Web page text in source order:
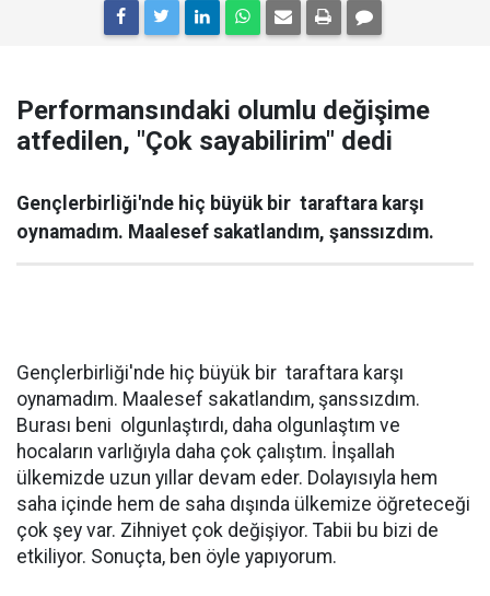
Performansındaki olumlu değişime
atfedilen, "Çok sayabilirim" dedi
Gençlerbirliği'nde hiç büyük bir taraftara karşı
oynamadım. Maalesef sakatlandım, şanssızdım.
Gençlerbirliği'nde hiç büyük bir taraftara karşı
oynamadım. Maalesef sakatlandım, şanssızdım.
Burası beni olgunlaştırdı, daha olgunlaştım ve
hocaların varlığıyla daha çok çalıştım. İnşallah
ülkemizde uzun yıllar devam eder. Dolayısıyla hem
saha içinde hem de saha dışında ülkemize öğreteceği
çok şey var. Zihniyet çok değişiyor. Tabii bu bizi de
etkiliyor. Sonuçta, ben öyle yapıyorum.